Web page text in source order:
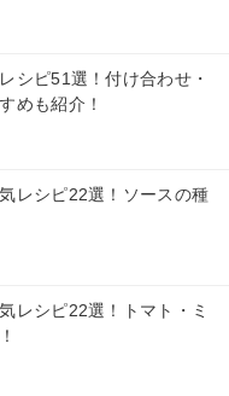
シピ51選！付け合わせ・
めも紹介！
レシピ22選！ソースの種
レシピ22選！トマト・ミ